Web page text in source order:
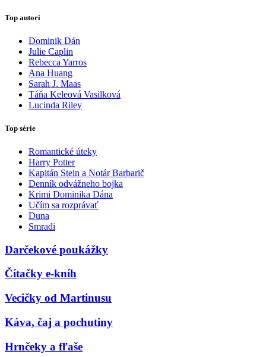
Top autori
Dominik Dán
Julie Caplin
Rebecca Yarros
Ana Huang
Sarah J. Maas
Táňa Keleová Vasilková
Lucinda Riley
Top série
Romantické úteky
Harry Potter
Kapitán Stein a Notár Barbarič
Denník odvážneho bojka
Krimi Dominika Dána
Učím sa rozprávať
Duna
Smradi
Darčekové poukážky
Čítačky e-kníh
Vecičky od Martinusu
Káva, čaj a pochutiny
Hrnčeky a fľaše